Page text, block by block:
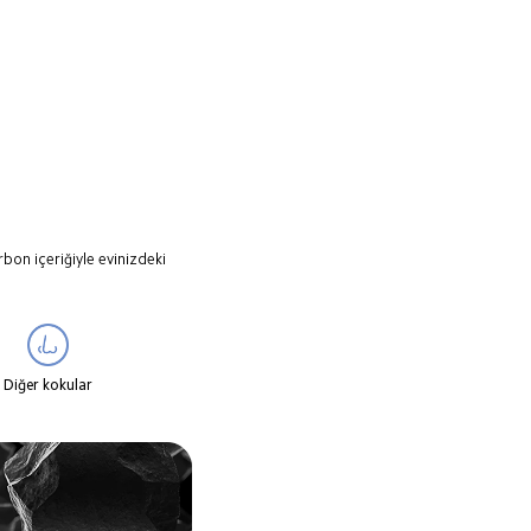
içeriğiyle evinizdeki
Diğer kokular